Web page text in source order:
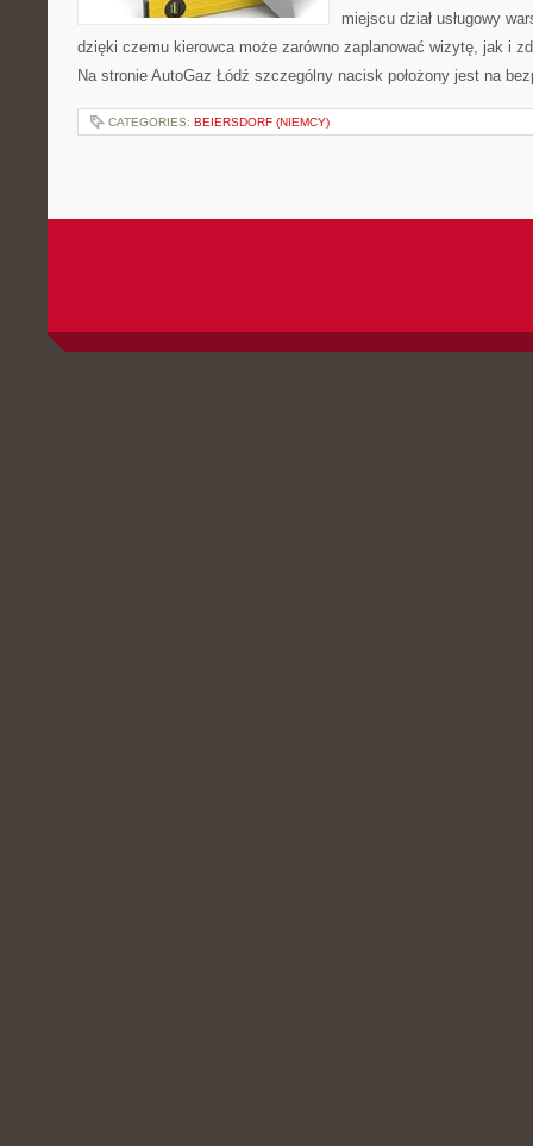
miejscu dział usługowy
dzięki czemu kierowca może zarówno zaplanować wizytę, jak i
Na stronie AutoGaz Łódź szczególny nacisk położony jest na
CATEGORIES: BEIERSDORF (NIEMCY)